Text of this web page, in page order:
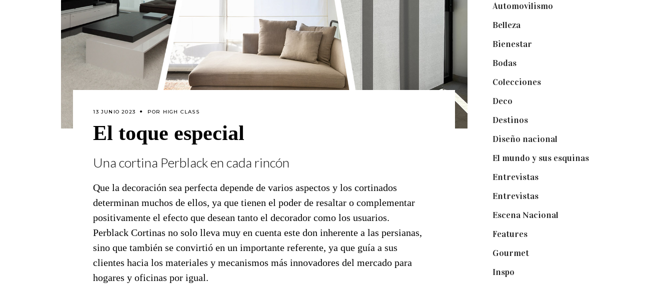
13 JUNIO 2023 POR HIGH CLASS
El toque especial
Una cortina Perblack en cada rincón
Que la decoración sea perfecta depende de varios aspectos y los cortinados
determinan muchos de ellos, ya que tienen el poder de resaltar o complementar
positivamente el efecto que desean tanto el decorador como los usuarios.
Perblack Cortinas no solo lleva muy en cuenta este don inherente a las persianas,
sino que también se convirtió en un importante referente, ya que guía a sus
clientes hacia los materiales y mecanismos más innovadores del mercado para
hogares y oficinas por igual.
Automovilismo
Belleza(32)
Bienestar
Bodas(73)
Colecciones(22)
Deco
Destinos(6)
Diseño nacional
El mundo y sus esquinas(25)
Entrevistas(36)
Entrevistas(14)
Escena Nacional
Features(29)
Gourmet(102)
Inspo